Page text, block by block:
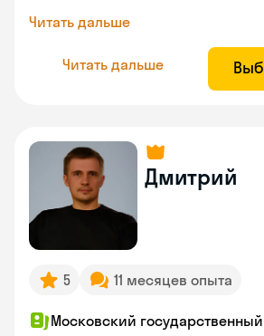
Читать дальше
Читать дальше
Дмитрий
5 11 месяцев опыта
Московский государственный